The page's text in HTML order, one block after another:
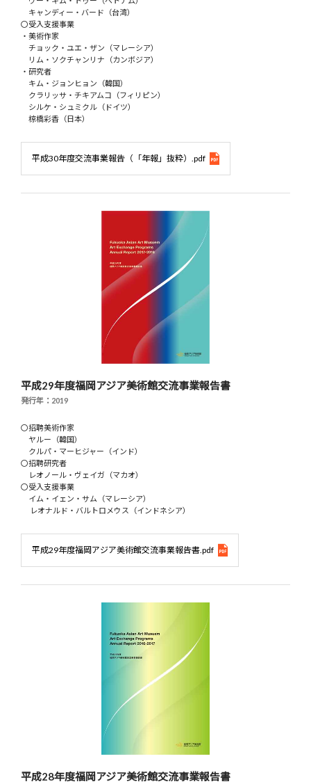
キャンディー・バード（台湾）
〇受入支援事業
・美術作家
チョック・ユエ・ザン（マレーシア）
リム・ソクチャンリナ（カンボジア）
・研究者
キム・ジョンヒョン（韓国）
クラリッサ・チキアムコ（フィリピン）
シルケ・シュミクル（ドイツ）
椋橋彩香（日本）
平成30年度交流事業報告（「年報」抜粋）.pdf
平成29年度福岡アジア美術館交流事業報告書
発行年：2019
〇招聘美術作家
ヤルー（韓国）
クルパ・マーヒジャー（インド）
〇招聘研究者
レオノール・ヴェイガ（マカオ）
〇受入支援事業
イム・イェン・サム（マレーシア）
レオナルド・バルトロメウス（インドネシア）
平成29年度福岡アジア美術館交流事業報告書.pdf
平成28年度福岡アジア美術館交流事業報告書